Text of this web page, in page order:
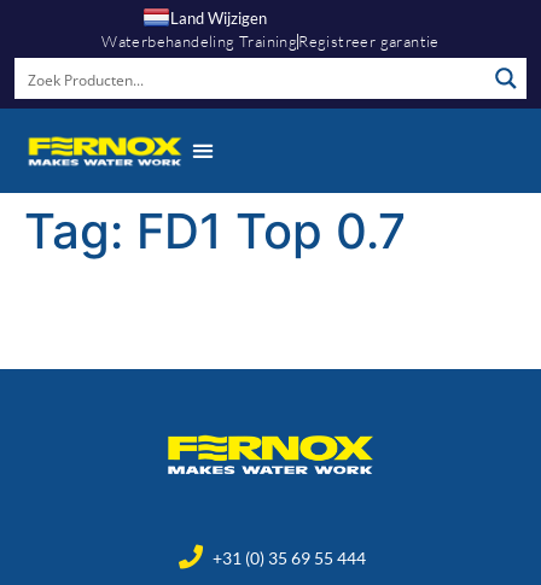
Land Wijzigen
Waterbehandeling TrainingRegistreer garantie
Tag: FD1 Top 0.7
+31 (0) 35 69 55 444